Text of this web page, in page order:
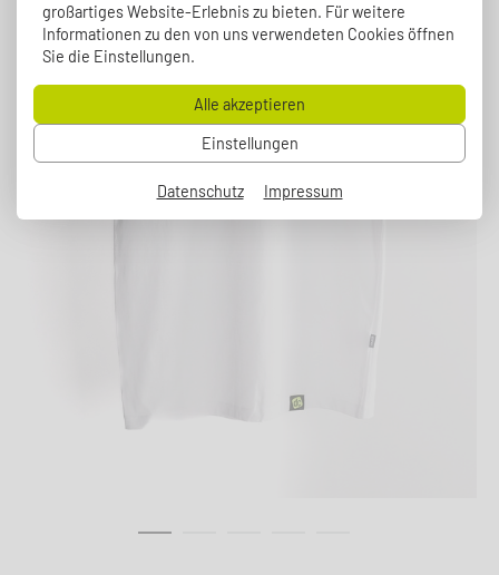
großartiges Website-Erlebnis zu bieten. Für weitere
Informationen zu den von uns verwendeten Cookies öffnen
Sie die Einstellungen.
Alle akzeptieren
Einstellungen
Datenschutz Impressum